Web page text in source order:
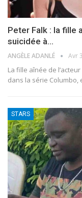
Peter Falk : la fille
suicidée à…
ANGÈLE ADANLÉ Avr
La fille aînée de
dans la série Columbo,
STARS